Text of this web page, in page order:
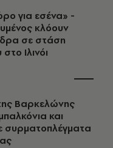
για εσένα» -
κλόουν
σε στάση
Ιλινόι
Βαρκελώνης
και
συρματοπλέγματα